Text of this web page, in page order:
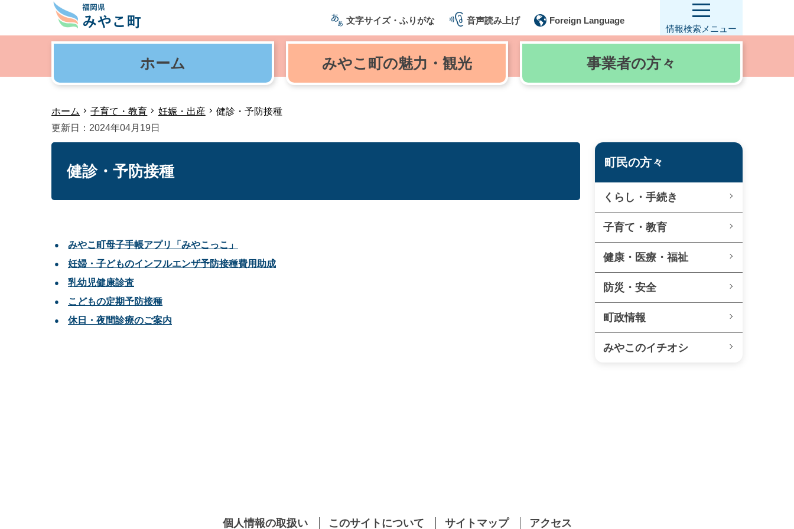
文字サイズ・ふりがな 音声読み上げ
Foreign Language
情報検索 メニュー
ホーム みやこ町の魅力・観光 事業者の方々
ホーム 子育て・教育 妊娠・出産
健診・予防接種
更新日：2024年04月19日
健診・予防接種
みやこ町母子手帳アプリ「みやこっこ」
妊婦・子どものインフルエンザ予防接種費用助成
乳幼児健康診査
こどもの定期予防接種
休日・夜間診療のご案内
町民の方々
くらし・手続き
子育て・教育
健康・医療・福祉
防災・安全
町政情報
みやこのイチオシ
個人情報の取扱い このサイトについて サイトマップ アクセス